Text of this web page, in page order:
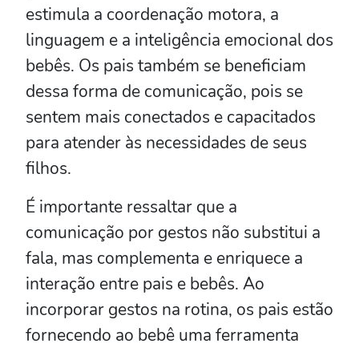
estimula a coordenação motora, a
linguagem e a inteligência emocional dos
bebês. Os pais também se beneficiam
dessa forma de comunicação, pois se
sentem mais conectados e capacitados
para atender às necessidades de seus
filhos.
É importante ressaltar que a
comunicação por gestos não substitui a
fala, mas complementa e enriquece a
interação entre pais e bebês. Ao
incorporar gestos na rotina, os pais estão
fornecendo ao bebê uma ferramenta